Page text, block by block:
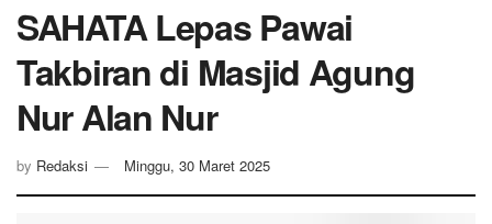
SAHATA Lepas Pawai
Takbiran di Masjid Agung
Nur Alan Nur
by Redaksi Minggu, 30 Maret 2025